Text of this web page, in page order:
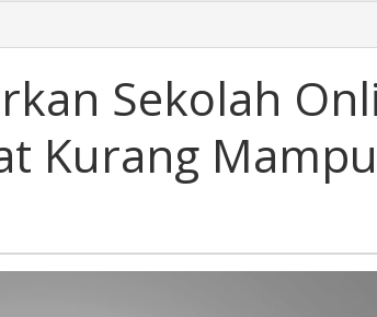
Sekolah
Kurang Mampu